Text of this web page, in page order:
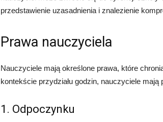
przedstawienie uzasadnienia i znalezienie
Prawa nauczyciela
Nauczyciele mają określone prawa, które
kontekście przydziału godzin, nauczyciele mają
1. Odpoczynku